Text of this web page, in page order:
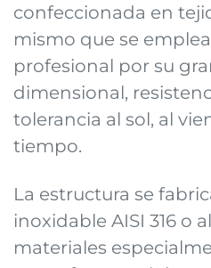
confeccionada en
mismo que se
profesional por su
dimensional,
tolerancia al sol, al
tiempo.
La estructura se
inoxidable AISI 316 o
materiales